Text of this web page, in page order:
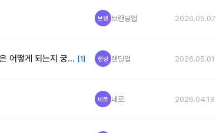
브랜 브랜딩업 2026.05.07
어떻게 되는지 궁금
[1] 랜딩 랜딩업 2026.05.01
네로 네로 2026.04.18